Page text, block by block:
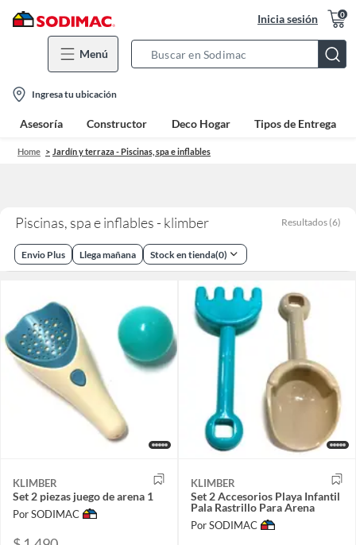
Inicia sesión 0
Menú
Bar
location-
icon
Ingresa tu ubicación
Asesoría Constructor Deco Hogar Tipos de Entrega
Home Jardín y terraza - Piscinas, spa e inflables
Piscinas, spa e inflables - klimber Resultados (6)
Envio Plus Llega mañana Stock en tienda(0)
KLIMBER
Set 2 piezas juego de arena 1
Por SODIMAC
KLIMBER
Set 2 Accesorios Playa Infantil
Pala Rastrillo Para Arena
Por SODIMAC